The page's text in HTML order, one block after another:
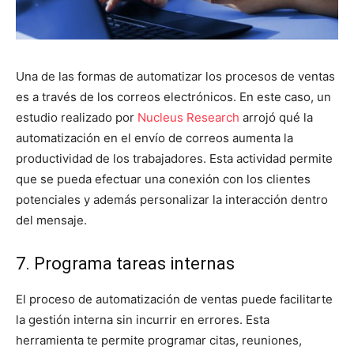
Una de las formas de automatizar los procesos de ventas
es a través de los correos electrónicos. En este caso, un
estudio realizado por Nucleus Research arrojó qué la
automatización en el envío de correos aumenta la
productividad de los trabajadores. Esta actividad permite
que se pueda efectuar una conexión con los clientes
potenciales y además personalizar la interacción dentro
del mensaje.
7. Programa tareas internas
El proceso de automatización de ventas puede facilitarte
la gestión interna sin incurrir en errores. Esta
herramienta te permite programar citas, reuniones,